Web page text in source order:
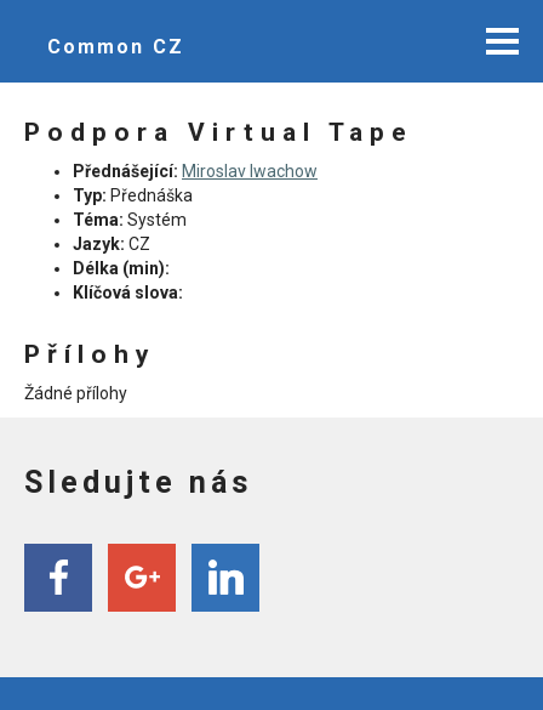
Common CZ
Podpora Virtual Tape
Přednášející: Miroslav Iwachow
Typ: Přednáška
Téma: Systém
Jazyk: CZ
Délka (min):
Klíčová slova:
Přílohy
Žádné přílohy
Sledujte nás